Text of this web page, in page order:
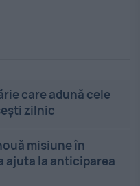
care adună cele
zilnic
misiune în
ajuta la anticiparea